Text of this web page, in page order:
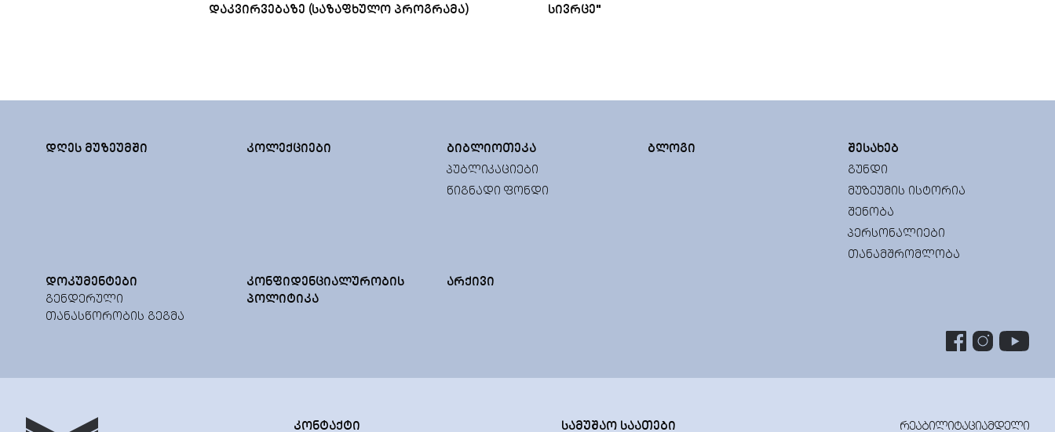
ᲓᲐᲙᲕᲘᲠᲕᲔᲑᲐᲖᲔ (ᲡᲐᲖᲐᲤᲮᲣᲚᲝ ᲞᲠᲝᲒᲠᲐᲛᲐ)
ᲡᲘᲕᲠᲪᲔ"
ᲓᲦᲔᲡ ᲛᲣᲖᲔᲣᲛᲨᲘ ᲙᲝᲚᲔᲥᲪᲘᲔᲑᲘ
ᲑᲘᲑᲚᲘᲝᲗᲔᲙᲐ
ᲞᲣᲑᲚᲘᲙᲐᲪᲘᲔᲑᲘ
ᲬᲘᲒᲜᲐᲓᲘ ᲤᲝᲜᲓᲘ
ᲑᲚᲝᲒᲘ
ᲨᲔᲡᲐᲮᲔᲑ
ᲒᲣᲜᲓᲘ
ᲛᲣᲖᲔᲣᲛᲘᲡ ᲘᲡᲢᲝᲠᲘᲐ
ᲨᲔᲜᲝᲑᲐ
ᲞᲔᲠᲡᲝᲜᲐᲚᲘᲔᲑᲘ
ᲗᲐᲜᲐᲛᲨᲠᲝᲛᲚᲝᲑᲐ
ᲓᲝᲙᲣᲛᲔᲜᲢᲔᲑᲘ
ᲒᲔᲜᲓᲔᲠᲣᲚᲘ
ᲗᲐᲜᲐᲡᲬᲝᲠᲝᲑᲘᲡ ᲒᲔᲒᲛᲐ
ᲙᲝᲜᲤᲘᲓᲔᲜᲪᲘᲐᲚᲣᲠᲝᲑᲘᲡ
ᲞᲝᲚᲘᲢᲘᲙᲐ
ᲐᲠᲥᲘᲕᲘ
ᲙᲝᲜᲢᲐᲥᲢᲘ ᲡᲐᲛᲣᲨᲐᲝ ᲡᲐᲐᲗᲔᲑᲘ ᲠᲔᲐᲑᲘᲚᲘᲢᲐᲪᲘᲐᲛᲓᲔᲚᲘ